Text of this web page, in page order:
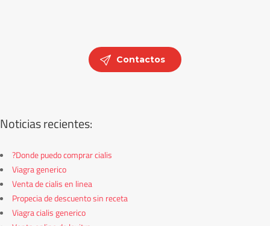
Contactos
Noticias recientes:
?Donde puedo comprar cialis
Viagra generico
Venta de cialis en linea
Propecia de descuento sin receta
Viagra cialis generico